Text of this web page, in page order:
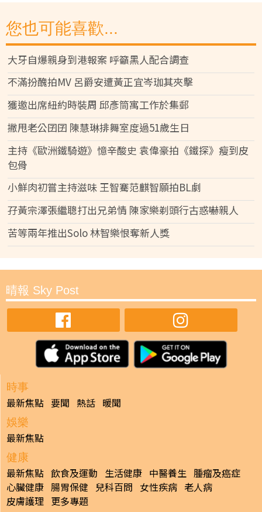
您也可能喜歡...
大牙自爆親身到港報案 呼籲黑人配合調查
不滿扮醜拍MV 呂爵安遭黃正宜岑珈其夾擊
獲邀出席紐約時裝周 邱彥筒寓工作於集郵
撇甩老公囝囝 陳慧琳排舞室度過51歲生日
主持《歐洲鐵騎遊》憶辛酸史 袁偉豪拍《鐵探》瘦到皮
包骨
小鮮肉初嘗主持滋味 王智騫范麒智願拍BL劇
孖黃宗澤張繼聰打出兄弟情 陳家樂剃頭行古惑嚇親人
苦等兩年推出Solo 林智樂恨奪新人獎
晴報 Sky Post
時事
最新焦點 要聞 熱話 暖聞
娛樂
最新焦點
健康
最新焦點 飲食及運動 生活健康 中醫養生 腫瘤及癌症
心臟健康 腸胃保健 兒科百問 女性疾病 老人病
皮膚護理 更多專題